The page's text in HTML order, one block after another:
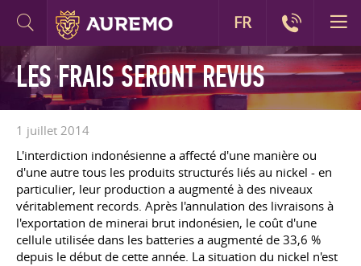
LES FRAIS SERONT REVUS
1 juillet 2014
L'interdiction indonésienne a affecté d'une manière ou
d'une autre tous les produits structurés liés au nickel - en
particulier, leur production a augmenté à des niveaux
véritablement records. Après l'annulation des livraisons à
l'exportation de minerai brut indonésien, le coût d'une
cellule utilisée dans les batteries a augmenté de 33,6 %
depuis le début de cette année. La situation du nickel n'est
FR